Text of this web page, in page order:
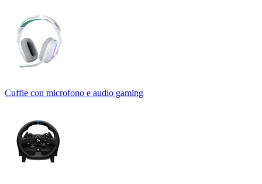
Cuffie con microfono e audio gaming